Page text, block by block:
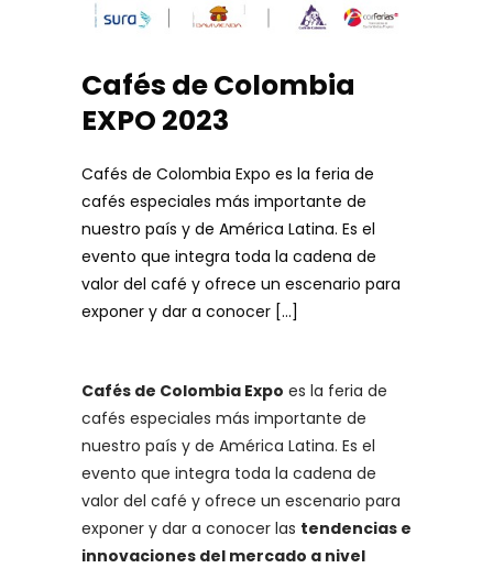
Cafés de Colombia
EXPO 2023
Cafés de Colombia Expo es la feria de
cafés especiales más importante de
nuestro país y de América Latina. Es el
evento que integra toda la cadena de
valor del café y ofrece un escenario para
exponer y dar a conocer […]
Cafés de Colombia Expo es la feria de
cafés especiales más importante de
nuestro país y de América Latina. Es el
evento que integra toda la cadena de
valor del café y ofrece un escenario para
exponer y dar a conocer las tendencias e
innovaciones del mercado a nivel